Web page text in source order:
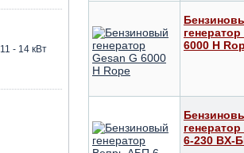
11 - 14 кВт
6000 H
6-230 ВX-